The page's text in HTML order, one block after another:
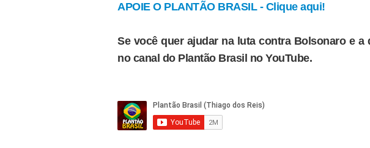
APOIE O PLANTÃO BRASIL - Clique aqui!
Se você quer ajudar na luta contra Bolsonaro e a
no canal do Plantão Brasil no YouTube.